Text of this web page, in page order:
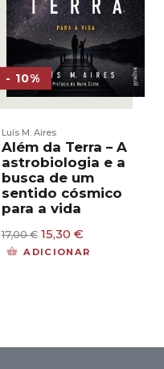
- 10%
Luís M. Aires
Além da Terra – A
astrobiologia e a
busca de um
sentido cósmico
para a vida
17,00€ O
preço
15,30 €O
preço
ADICIONAR